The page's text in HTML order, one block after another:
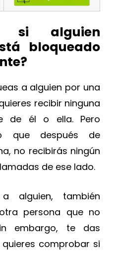
si alguien
bloqueado
a alguien por una
recibir ninguna
de él o ella. Pero
que después de
no recibirás ningún
de ese lado.
alguien, también
persona que no
embargo, te das
comprobar si